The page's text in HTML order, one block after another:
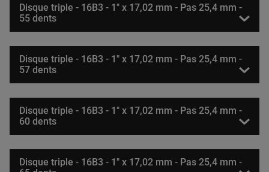
Disque triple - 16B3 - 1" x 17,02 mm - Pas 25,4 mm -
55 dents
Disque triple - 16B3 - 1" x 17,02 mm - Pas 25,4 mm -
57 dents
Disque triple - 16B3 - 1" x 17,02 mm - Pas 25,4 mm -
60 dents
Disque triple - 16B3 - 1" x 17,02 mm - Pas 25,4 mm -